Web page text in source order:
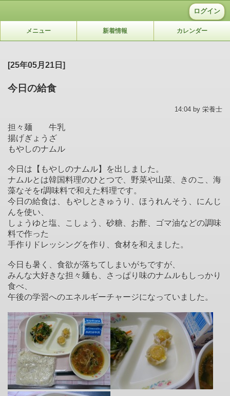
ログイン
メニュー 新着情報 カレンダー
[25年05月21日]
今日の給食
14:04 by 栄養士
担々麺 牛乳
揚げぎょうざ
もやしのナムル
今日は【もやしのナムル】を出しました。
ナムルとは韓国料理のひとつで、野菜や山菜、きのこ、海
藻なそをr調味料で和えた料理です。
今日の給食は、もやしときゅうり、ほうれんそう、にんじ
んを使い、
しょうゆと塩、こしょう、砂糖、お酢、ゴマ油などの調味
料で作った
手作りドレッシングを作り、食材を和えました。
今日も暑く、食欲が落ちてしまいがちですが、
みんな大好きな担々麺も、さっぱり味のナムルもしっかり
食べ、
午後の学習へのエネルギーチャージになっていました。